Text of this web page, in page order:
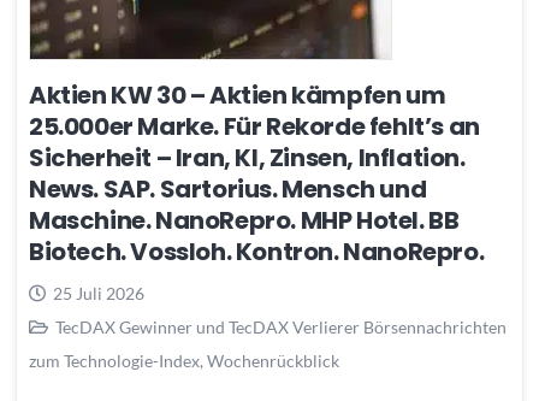
Aktien KW 30 – Aktien kämpfen um
25.000er Marke. Für Rekorde fehlt’s an
Sicherheit – Iran, KI, Zinsen, Inflation.
News. SAP. Sartorius. Mensch und
Maschine. NanoRepro. MHP Hotel. BB
Biotech. Vossloh. Kontron. NanoRepro.
25 Juli 2026
TecDAX Gewinner und TecDAX Verlierer Börsennachrichten
zum Technologie-Index, Wochenrückblick